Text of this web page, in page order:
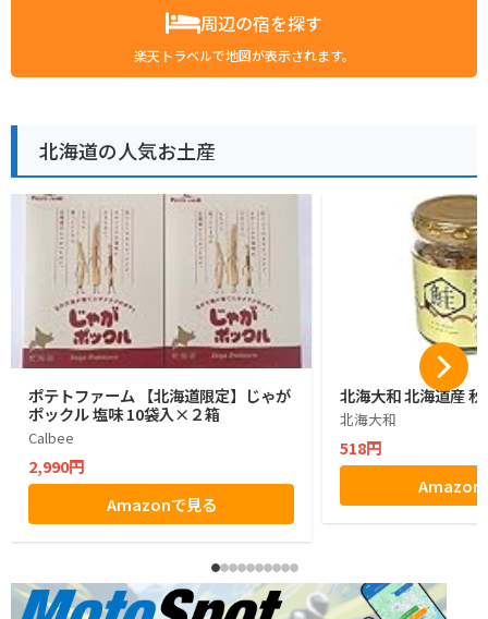
周辺の宿を探す
楽天トラベルで地図が表示されます。
北海道の人気お土産
ポテトファーム 【北海道限定】じゃが
ポックル 塩味 10袋入×２箱
Calbee
2,990円
Amazonで見る
北海大和 北海道産
北海大和
518円
Amazon